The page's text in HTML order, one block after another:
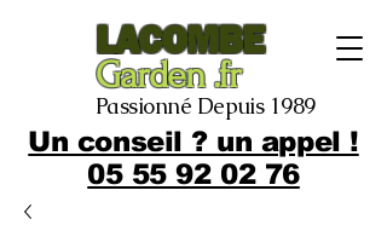
LACOMBE
Garden .fr
Passionné Depuis 1989
Un conseil ? un appel !
05 55 92 02 76